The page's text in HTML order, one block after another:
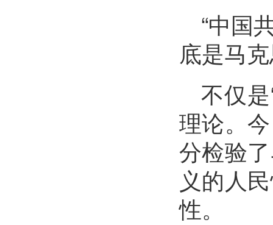
“中国
底是马
不仅
理论。
分检验
义的人
性。